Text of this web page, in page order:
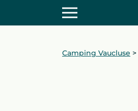
Camping Vaucluse >